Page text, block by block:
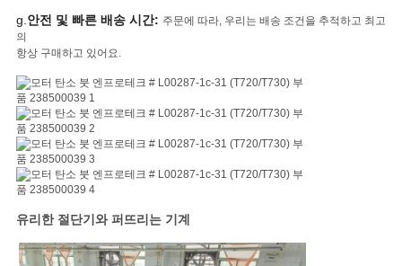
g. 안전 및 빠른 배송 시간: 주문에 따라, 우리는 배송 조건을 추적하고 최고
의
항상 구매하고 있어요.
유리한 절단기와 퍼뜨리는 기계